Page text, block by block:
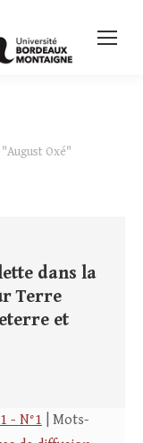
Oxé"
dans la
Terre
et
- N°1 | Mots-